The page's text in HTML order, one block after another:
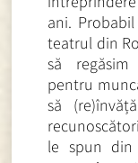
ani.
teatrul din
să regăsim
pentru
să
le spun din